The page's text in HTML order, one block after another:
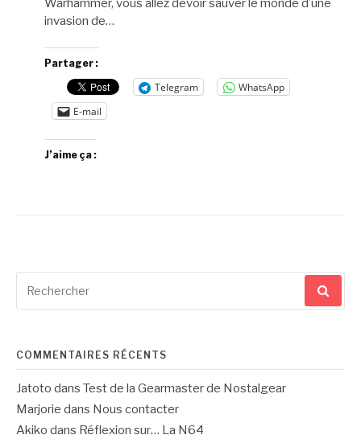
Warhammer, vous allez devoir sauver le monde d’une
invasion de…
Partager :
Telegram
WhatsApp
E-mail
J’aime ça :
pour
COMMENTAIRES RÉCENTS
Jatoto dans Test de la Gearmaster de Nostalgear
Marjorie dans Nous contacter
Akiko dans Réflexion sur… La N64